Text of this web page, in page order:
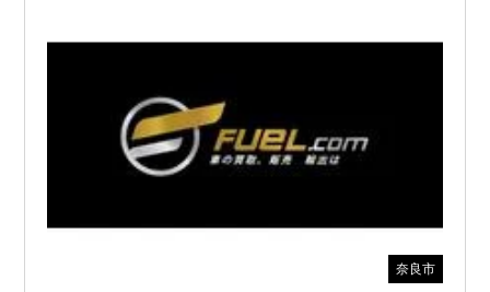
奈良市